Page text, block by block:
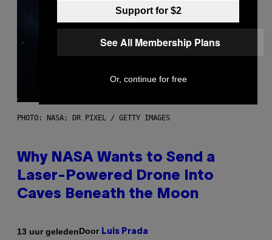
PHOTO: NASA; DR PIXEL / GETTY IMAGES
Why NASA Wants to Send a
Laser-Powered Drone Into
Caves Beneath the Moon
13 uur geledenDoor Luis Prada
Support for $2
See All Membership Plans
Or, continue for free